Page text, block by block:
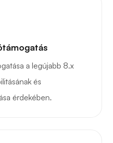
a legújabb 8.x
és
érdekében.